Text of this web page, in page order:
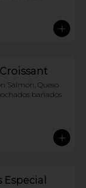
Salmón, Queso
bañados